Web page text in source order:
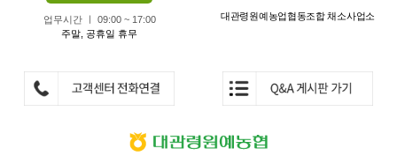
업무시간 ㅣ 09:00 ~ 17:00
주말, 공휴일 휴무
대관령원예농업협동조합 채소사업소